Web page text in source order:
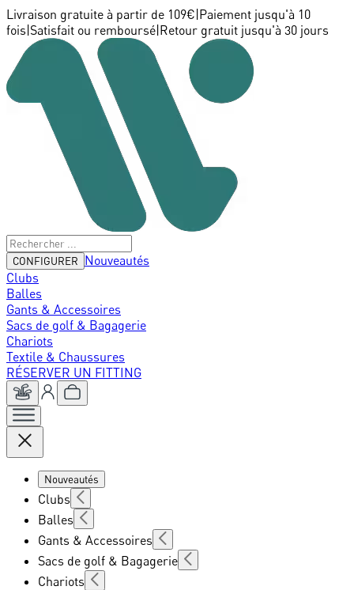
Livraison gratuite à partir de 109€ Paiement jusqu'à 10
fois Satisfait ou remboursé Retour gratuit jusqu'à 30 jours
CONFIGURER
Nouveautés
Clubs
Balles
Gants & Accessoires
Sacs de golf & Bagagerie
Chariots
Textile & Chaussures
RÉSERVER UN FITTING
Nouveautés
Clubs
Balles
Gants & Accessoires
Sacs de golf & Bagagerie
Chariots